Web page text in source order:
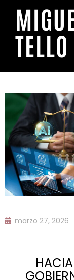
TELLO
marzo 27, 2026